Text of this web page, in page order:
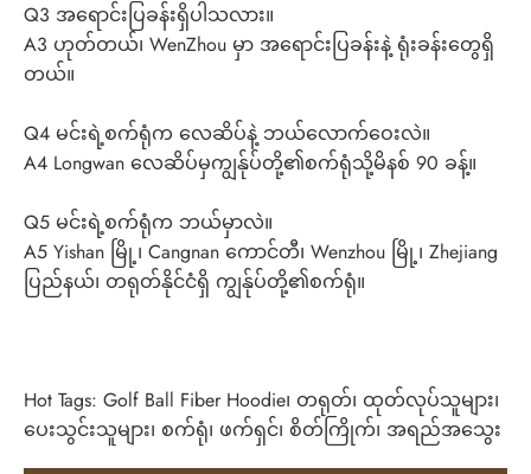
Q3 အရောင်းပြခန်းရှိပါသလား။
A3 ဟုတ်တယ်၊ WenZhou မှာ အရောင်းပြခန်းနဲ့ ရုံးခန်းတွေရှိ
တယ်။
Q4 မင်းရဲ့စက်ရုံက လေဆိပ်နဲ့ ဘယ်လောက်ဝေးလဲ။
A4 Longwan လေဆိပ်မှကျွန်ုပ်တို့၏စက်ရုံသို့မိနစ် 90 ခန့်။
Q5 မင်းရဲ့စက်ရုံက ဘယ်မှာလဲ။
A5 Yishan မြို့၊ Cangnan ကောင်တီ၊ Wenzhou မြို့၊ Zhejiang
ပြည်နယ်၊ တရုတ်နိုင်ငံရှိ ကျွန်ုပ်တို့၏စက်ရုံ။
Hot Tags: Golf Ball Fiber Hoodie၊ တရုတ်၊ ထုတ်လုပ်သူများ၊
ပေးသွင်းသူများ၊ စက်ရုံ၊ ဖက်ရှင်၊ စိတ်ကြိုက်၊ အရည်အသွေး